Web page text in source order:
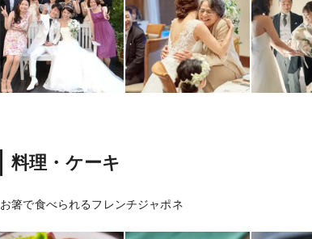
料理・ケーキ
お箸で食べられるフレンチジャポネ